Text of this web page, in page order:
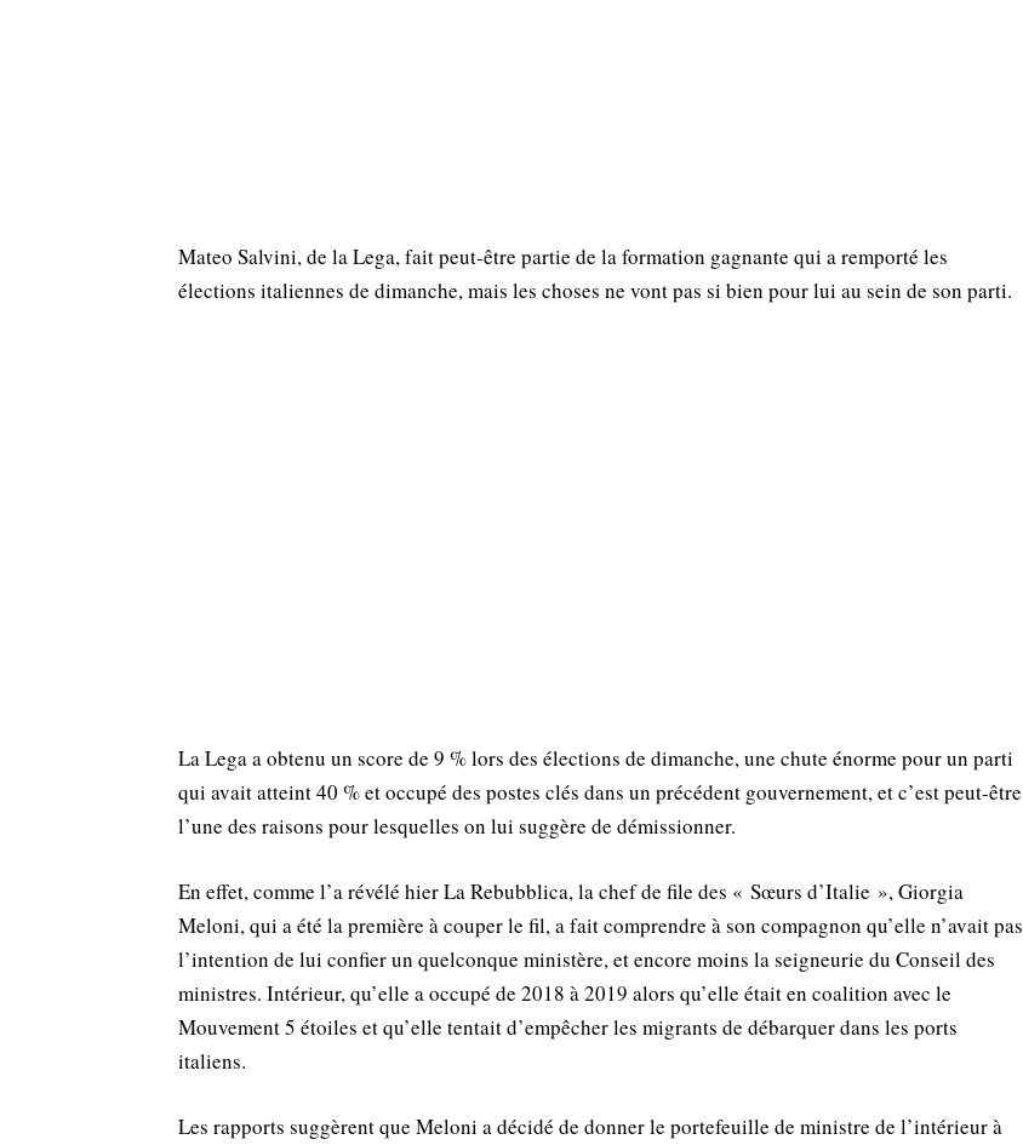
Mateo Salvini, de la Lega, fait peut-être partie de la formation gagnante qui a remporté les
élections italiennes de dimanche, mais les choses ne vont pas si bien pour lui au sein de son parti.
La Lega a obtenu un score de 9 % lors des élections de dimanche, une chute énorme pour un parti
qui avait atteint 40 % et occupé des postes clés dans un précédent gouvernement, et c’est peut-être
l’une des raisons pour lesquelles on lui suggère de démissionner.
En effet, comme l’a révélé hier La Rebubblica, la chef de file des « Sœurs d’Italie », Giorgia
Meloni, qui a été la première à couper le fil, a fait comprendre à son compagnon qu’elle n’avait pas
l’intention de lui confier un quelconque ministère, et encore moins la seigneurie du Conseil des
ministres. Intérieur, qu’elle a occupé de 2018 à 2019 alors qu’elle était en coalition avec le
Mouvement 5 étoiles et qu’elle tentait d’empêcher les migrants de débarquer dans les ports
italiens.
Les rapports suggèrent que Meloni a décidé de donner le portefeuille de ministre de l’intérieur à